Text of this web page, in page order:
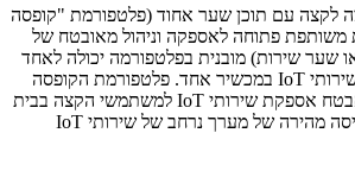
לקצה עם תוכן שער אחוד (פלטפורמת "קופסה
משותפת פתוחה לאספקה וניהול מאובטח של
שער שירות) מובנית בפלטפורמה יכולה לאחד
IoT במכשיר אחד. פלטפורמת הקופסה
אספקת שירותי IoT למשתמשי הקצה בבית
מהירה של מערך נרחב של שירותי IoT